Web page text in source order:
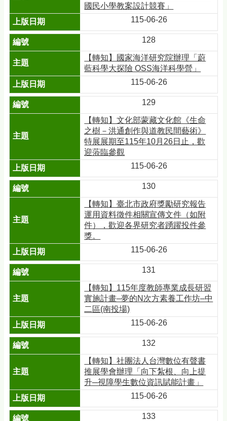
國民小學教案設計競賽」
115-06-26
128
【轉知】國家海洋研究院辦理「蔚
藍科學大探險 OSS海洋科學營」
115-06-26
129
【轉知】文化部蒙藏文化館《生命
之樹－洪通創作與道教民間藝術》
特展展期至115年10月26日止，歡
迎蒞臨參觀
115-06-26
130
【轉知】臺北市政府獎勵研究報告
運用資料徵件相關宣傳文件（如附
件），歡迎各界研究者踴躍投件參
獎。
115-06-26
131
【轉知】115年度教師專業成長研習
實施計畫–夢的N次方素養工作坊–中
二區(南投場)
115-06-26
132
【轉知】社團法人台灣數位有聲書
推展學會辦理「向下紮根、向上提
升─視障學生數位資訊賦能計畫」
115-06-26
133